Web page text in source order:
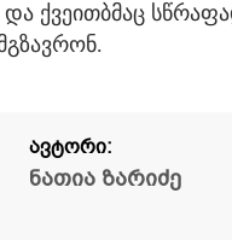
ქვეითბმაც
ავტორი:
ნათია ზარიძე